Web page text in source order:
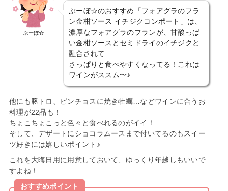
ぶーぼ☆
ぶーぼ☆のおすすめ「フォアグラのフラ
ン金柑ソース イチジクコンポート」は、
濃厚なフォアグラのフランが、甘酸っぱ
い金柑ソースとセミドライのイチジクと
融合されて
さっぱりと食べやすくなってる！これは
ワインがススム〜♪
他にも豚トロ、ピンチョスに焼き牡蠣…などワインに合うお
料理が22品も！
ちょこちょこっと色々と食べれるのがイイ！
そして、デザートにショコラムースまで付いてるのもスイー
ツ好きには嬉しいポイント♪
これを大晦日用に用意しておいて、ゆっくり年越しもいいで
すよね！
おすすめポイント